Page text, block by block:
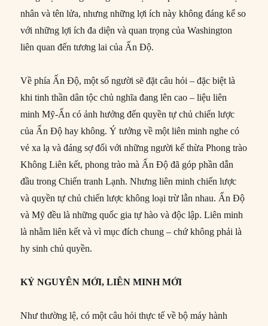
nhân và tên lửa, nhưng những lợi ích này không đáng kể so
với những lợi ích đa diện và quan trọng của Washington
liên quan đến tương lai của Ấn Độ.
Về phía Ấn Độ, một số người sẽ đặt câu hỏi – đặc biệt là
khi tinh thần dân tộc chủ nghĩa đang lên cao – liệu liên
minh Mỹ-Ấn có ảnh hưởng đến quyền tự chủ chiến lược
của Ấn Độ hay không. Ý tưởng về một liên minh nghe có
vẻ xa lạ và đáng sợ đối với những người kế thừa Phong trào
Không Liên kết, phong trào mà Ấn Độ đã góp phần dẫn
đầu trong Chiến tranh Lạnh. Nhưng liên minh chiến lược
và quyền tự chủ chiến lược không loại trừ lẫn nhau. Ấn Độ
và Mỹ đều là những quốc gia tự hào và độc lập. Liên minh
là nhằm liên kết và vì mục đích chung – chứ không phải là
hy sinh chủ quyền.
KỶ NGUYÊN MỚI, LIÊN MINH MỚI
Như thường lệ, có một câu hỏi thực tế về bộ máy hành